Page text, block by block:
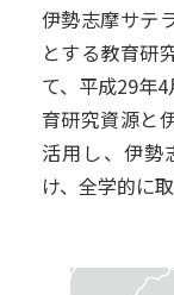
伊勢志摩サテ
とする教育研
て、平成29年
育研究資源と
活用し、伊勢
け、全学的に